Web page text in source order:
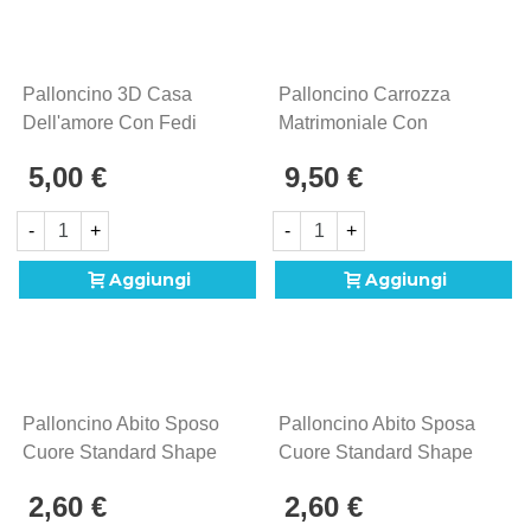
Palloncino 3D Casa
Dell'amore Con Fedi
In Mylar, 1pz.
5,00 €
- +
Aggiungi
Palloncino Carrozza
Matrimoniale Con
(101cm) In Mylar, 1pz.
9,50 €
- +
Aggiungi
Palloncino Abito Sposo
Cuore Standard Shape
2,60 €
Palloncino Abito Sposa
Cuore Standard Shape
2,60 €